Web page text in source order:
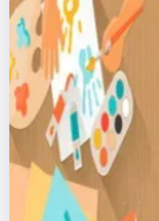
Выставки
Квесты
Экскурсии
Спорт
События
Города